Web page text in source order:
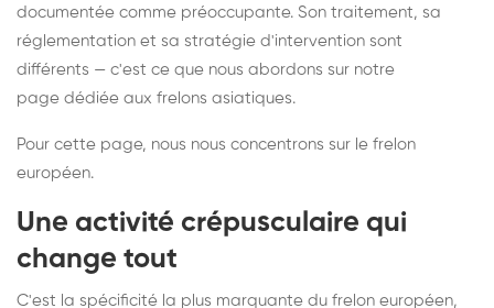
documentée comme préoccupante. Son traitement, sa
réglementation et sa stratégie d'intervention sont
différents — c'est ce que nous abordons sur notre
page dédiée aux frelons asiatiques.
Pour cette page, nous nous concentrons sur le frelon
européen.
Une activité crépusculaire qui
change tout
C'est la spécificité la plus marquante du frelon européen,